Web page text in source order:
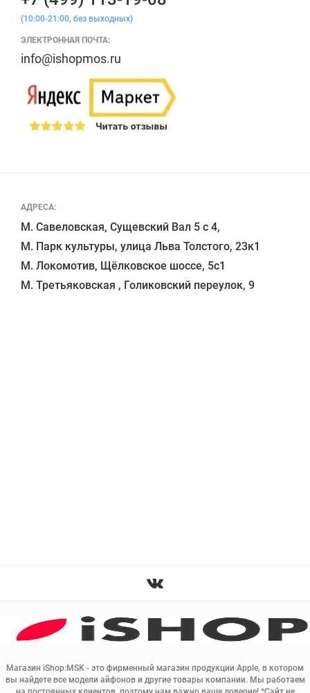
Магазин iShop:MSK - это фирменный магазин продукции Apple, в котором
вы найдете все модели айфонов и другие товары компании. Мы работаем
АДРЕСА:
М. Савеловская, Сущевский Вал 5 с 4,
М. Парк культуры, улица Льва Толстого, 23к1
М. Локомотив, Щёлковское шоссе, 5с1
(10:00-21:00, без выходных)
ЭЛЕКТРОННАЯ ПОЧТА:
info@ishopmos.ru